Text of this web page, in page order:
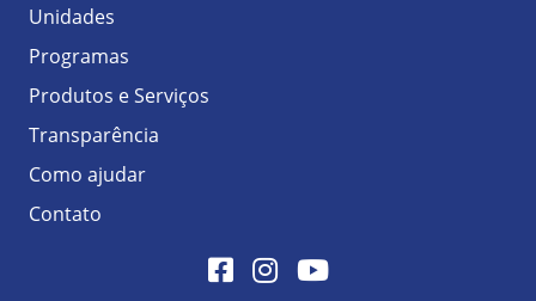
Unidades
Programas
Produtos e Serviços
Transparência
Como ajudar
Contato
FacebookInstagramYoutube